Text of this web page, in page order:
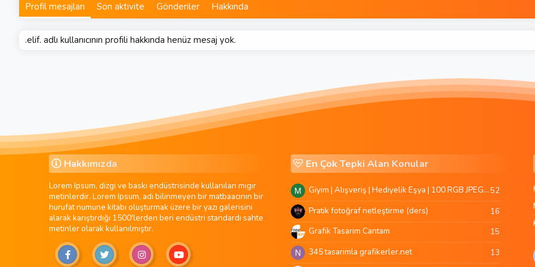
Profil mesajları Son aktivite Gönderiler Hakkında
.elif. adlı kullanıcının profili hakkında henüz mesaj yok.
Hakkımızda
Lorem Ipsum, dizgi ve baskı endüstrisinde kullanılan mıgır
metinlerdir. Lorem Ipsum, adı bilinmeyen bir matbaacının bir
hurufat numune kitabı oluşturmak üzere bir yazı galerisini
alarak karıştırdığı 1500'lerden beri endüstri standardı sahte
metinler olarak kullanılmıştır.
En Çok Tepki Alan Konular
M Giyim | Alışveriş | Hediyelik Eşya | 100 RGB JPEG Images | 5920x4420 Pixels | 501 MB52
Pratik fotoğraf netleştirme (ders) 16
Grafik Tasarim Cantam 15
N 345 tasarimla grafikerler.net 13